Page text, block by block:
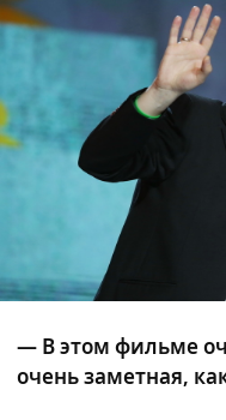
— В этом фильме
очень заметная,